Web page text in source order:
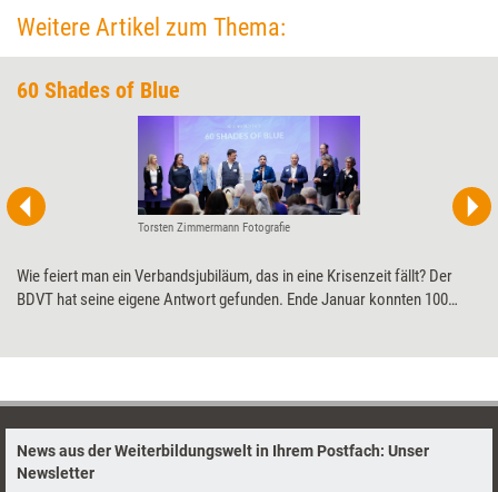
Weitere Artikel zum Thema:
60 Shades of Blue
Torsten Zimmermann Fotografie
Wie feiert man ein Verbandsjubiläum, das in eine Krisenzeit fällt? Der
BDVT hat seine eigene Antwort gefunden. Ende Januar konnten 100
News aus der Weiterbildungswelt in Ihrem Postfach: Unser
Newsletter